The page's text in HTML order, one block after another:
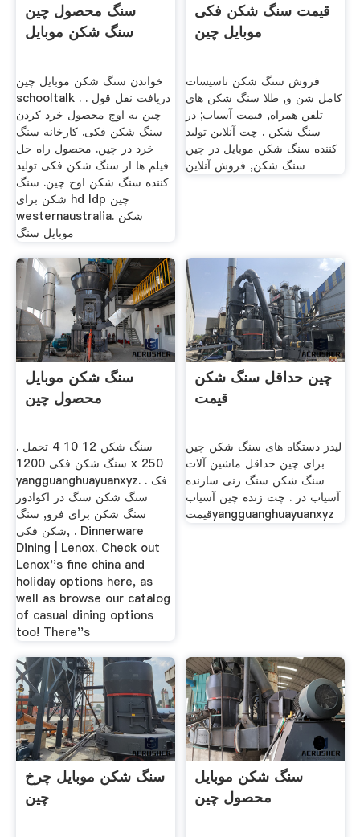
سنگ محصول چین
سنگ شکن موبایل
خواندن سنگ شکن موبایل چین
schooltalk . دریافت نقل قول .
چین به اوج محصول خرد کردن
سنگ شکن فکی. کارخانه سنگ
خرد در چین. محصول راه حل
فیلم ها از سنگ شکن فکی تولید
کننده سنگ شکن اوج چین. سنگ
شکن برای hd ldp چین
westernaustralia. شکن
موبایل سنگ
قیمت سنگ شکن فکی
موبایل چین
فروش سنگ شکن تاسیسات
کامل شن و, طلا سنگ شکن های
تلفن همراه, قیمت آسیاب; در
سنگ شکن . چت آنلاین تولید
کننده سنگ شکن موبایل در چین
سنگ شکن, فروش آنلاین
سنگ شکن موبایل
محصول چین
سنگ شکن 12 10 4 تحمل .
سنگ شکن فکی 1200 x 250
yangguanghuayuanxyz. . فک
سنگ شکن سنگ در اکوادور
سنگ شکن برای فرو, سنگ
شکن فکی, . Dinnerware
Dining | Lenox. Check out
Lenox''s fine china and
holiday options here, as
well as browse our catalog
of casual dining options
too! There''s
چین حداقل سنگ شکن
قیمت
لیدز دستگاه های سنگ شکن چین
برای چین حداقل ماشین آلات
سنگ شکن سنگ زنی سازنده
آسیاب در . چت زنده چین آسیاب
قیمتyangguanghuayuanxyz
سنگ شکن موبایل چرخ
چین
سنگ شکن موبایل
محصول چین